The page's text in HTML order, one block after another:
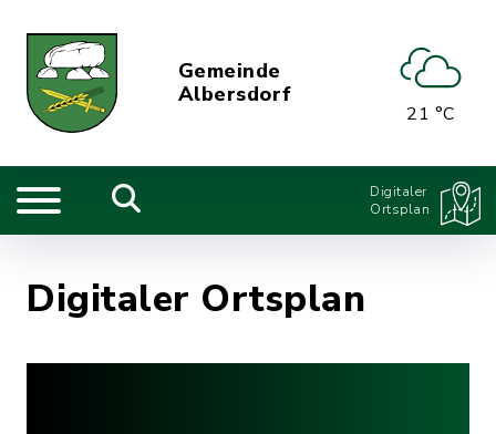
Gemeinde
Albersdorf
21 °C
Digitaler
Ortsplan
Digitaler Ortsplan